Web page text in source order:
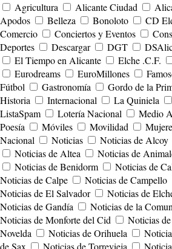
Agricultura
Alicante Ciudad
Apodos
Belleza Bonoloto CD
Comercio
Conciertos y Eventos
Deportes
Descargar DGT
El Tiempo en Alicante
Elche .C.F.
Eurodreams
EuroMillones
Fútbol
Gastronomía Gordo de la
Historia
Internacional La Quiniela
ListaSpam
Lotería Nacional Medio
Poesía
Móviles Movilidad
Nacional
Noticias Noticias de Alcoy
Noticias de Altea
Noticias de
Noticias de Benidorm
Noticias de
Noticias de Calpe
Noticias de Campello
Noticias de El Salvador
Noticias de
Noticias de Gandía
Noticias de la
Noticias de Monforte del Cid
Noticias
Novelda
Noticias de Orihuela